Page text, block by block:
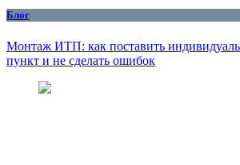
Блог
Монтаж ИТП: как поставить
пункт и не сделать ошибок